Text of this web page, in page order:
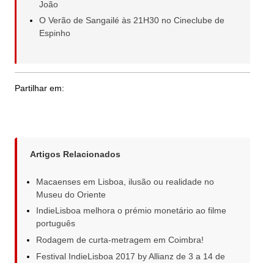
João
O Verão de Sangailé às 21H30 no Cineclube de
Espinho
Partilhar em:
Artigos Relacionados
Macaenses em Lisboa, ilusão ou realidade no
Museu do Oriente
IndieLisboa melhora o prémio monetário ao filme
português
Rodagem de curta-metragem em Coimbra!
Festival IndieLisboa 2017 by Allianz de 3 a 14 de